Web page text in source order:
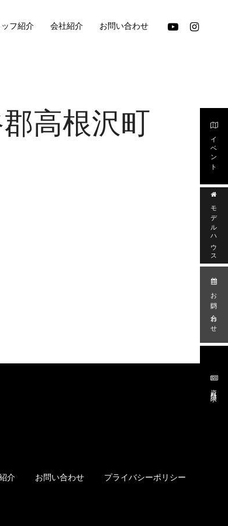
フ紹介 会社紹介 お問い合わせ youtube instagram
イベント
モデルハウス
お問い合わせ
資料請求
郡高根沢町
介 お問い合わせ プライバシーポリシー